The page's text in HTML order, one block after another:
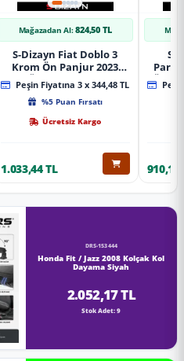
Mağazadan Al: 824,50 TL
S-Dizayn Fiat Doblo 3
Krom Ön Panjur 2023
Üzeri A+ Kalite
Peşin Fiyatına 3 x 344,48 TL
%5 Puan Fırsatı
Ücretsiz Kargo
1.033,44 TL
S-
Ön
910,16
DRS-153444
Honda Fit / Jazz 2008 Kolçak Kol
Dayama Siyah
2.052,17 TL
Stok Adet: 9